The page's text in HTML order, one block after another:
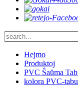
Hejmo
Produktoj
PVC Ŝaŭma
kolora PVC-